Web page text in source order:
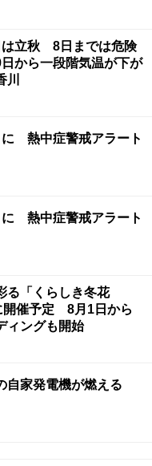
は立秋 8日までは危険
から一段階気温が下が
に 熱中症警戒アラート
に 熱中症警戒アラート
る「くらしき冬花
催予定 8月1日から
ィングも開始
自家発電機が燃える